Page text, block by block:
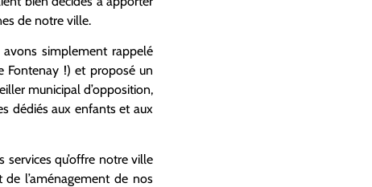
de notre ville.
avons simplement rappelé
Fontenay !) et proposé un
municipal d’opposition,
dédiés aux enfants et aux
qu’offre notre ville
l’aménagement de nos